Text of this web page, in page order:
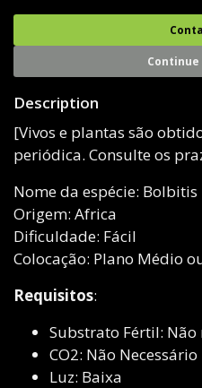
Continue
Description
[Vivos e plantas são
periódica. Consulte os
Nome da espécie:
Origem: Africa
Dificuldade: Fácil
Colocação: Plano Médio
Requisitos:
Substrato Fértil: Não
CO2: Não Necessário
Luz: Baixa